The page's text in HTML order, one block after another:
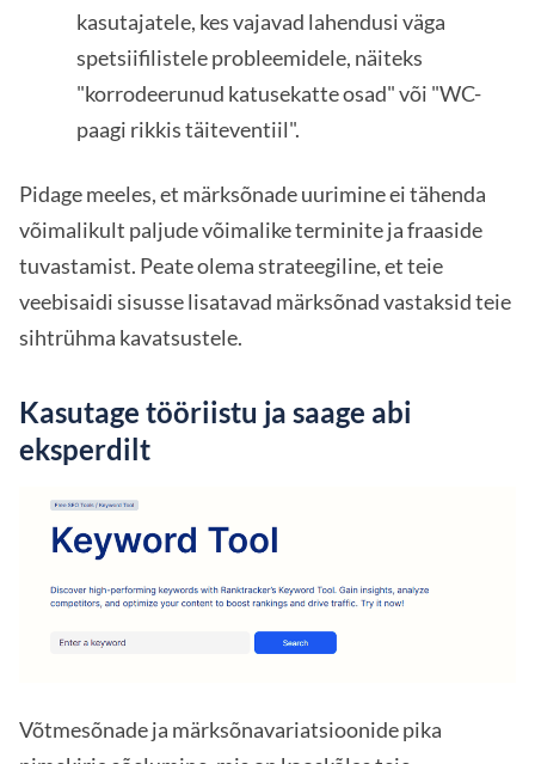
kasutajatele, kes vajavad lahendusi väga
spetsiifilistele probleemidele, näiteks
"korrodeerunud katusekatte osad" või "WC-
paagi rikkis täiteventiil".
Pidage meeles, et märksõnade uurimine ei tähenda
võimalikult paljude võimalike terminite ja fraaside
tuvastamist. Peate olema strateegiline, et teie
veebisaidi sisusse lisatavad märksõnad vastaksid teie
sihtrühma kavatsustele.
Kasutage tööriistu ja saage abi
eksperdilt
Võtmesõnade ja märksõnavariatsioonide pika